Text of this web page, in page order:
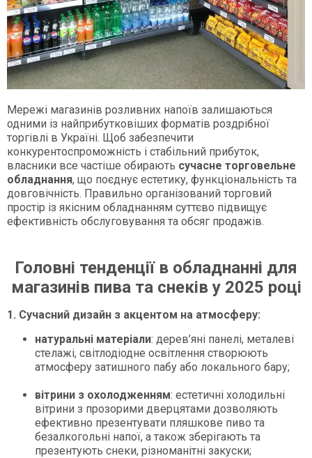
Мережі магазинів розливних напоїв залишаються
одними із найприбутковіших форматів роздрібної
торгівлі в Україні. Щоб забезпечити
конкурентоспроможність і стабільний прибуток,
власники все частіше обирають сучасне торговельне
обладнання, що поєднує естетику, функціональність та
довговічність. Правильно організований торговий
простір із якісним обладнанням суттєво підвищує
ефективність обслуговування та обсяг продажів.
Головні тенденції в обладнанні для
магазинів пива та снеків у 2025 році
1. Сучасний дизайн з акцентом на атмосферу:
натуральні матеріали: дерев’яні панелі, металеві
стелажі, світлодіодне освітлення створюють
атмосферу затишного пабу або локального бару;
вітрини з охолодженням: естетичні холодильні
вітрини з прозорими дверцятами дозволяють
ефективно презентувати пляшкове пиво та
безалкогольні напої, а також зберігають та
презентують снеки, різноманітні закуски;